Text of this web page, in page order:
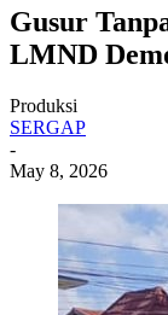
Gusur
LMND
Produksi
SERGAP
-
May 8, 2026